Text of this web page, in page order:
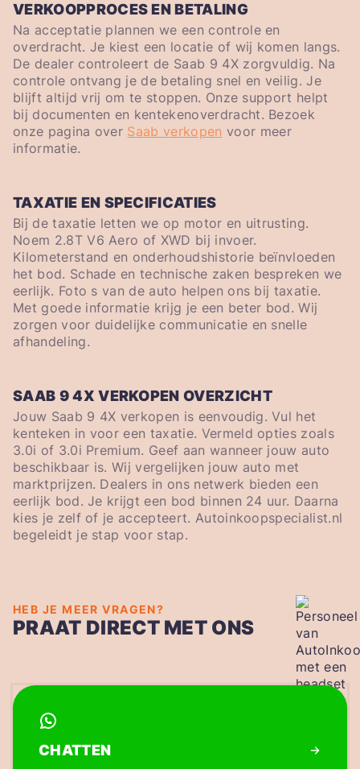
VERKOOPPROCES EN BETALING
Na acceptatie plannen we een controle en
overdracht. Je kiest een locatie of wij komen langs.
De dealer controleert de Saab 9 4X zorgvuldig. Na
controle ontvang je de betaling snel en veilig. Je
blijft altijd vrij om te stoppen. Onze support helpt
bij documenten en kentekenoverdracht. Bezoek
onze pagina over Saab verkopen voor meer
informatie.
TAXATIE EN SPECIFICATIES
Bij de taxatie letten we op motor en uitrusting.
Noem 2.8T V6 Aero of XWD bij invoer.
Kilometerstand en onderhoudshistorie beïnvloeden
het bod. Schade en technische zaken bespreken we
eerlijk. Foto s van de auto helpen ons bij taxatie.
Met goede informatie krijg je een beter bod. Wij
zorgen voor duidelijke communicatie en snelle
afhandeling.
SAAB 9 4X VERKOPEN OVERZICHT
Jouw Saab 9 4X verkopen is eenvoudig. Vul het
kenteken in voor een taxatie. Vermeld opties zoals
3.0i of 3.0i Premium. Geef aan wanneer jouw auto
beschikbaar is. Wij vergelijken jouw auto met
marktprijzen. Dealers in ons netwerk bieden een
eerlijk bod. Je krijgt een bod binnen 24 uur. Daarna
kies je zelf of je accepteert. Autoinkoopspecialist.nl
begeleidt je stap voor stap.
HEB JE MEER VRAGEN?
PRAAT DIRECT MET ONS
CHATTEN